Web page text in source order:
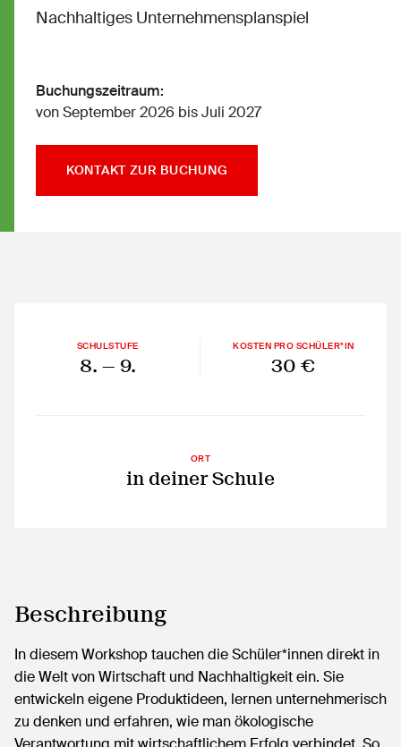
Nachhaltiges Unternehmensplanspiel
Buchungszeitraum:
von September 2026 bis Juli 2027
KONTAKT ZUR BUCHUNG
SCHULSTUFE
8. — 9.
KOSTEN PRO SCHÜLER*IN
30 €
ORT
in deiner Schule
Beschreibung
In diesem Workshop tauchen die Schüler*innen direkt in
die Welt von Wirtschaft und Nachhaltigkeit ein. Sie
entwickeln eigene Produktideen, lernen unternehmerisch
zu denken und erfahren, wie man ökologische